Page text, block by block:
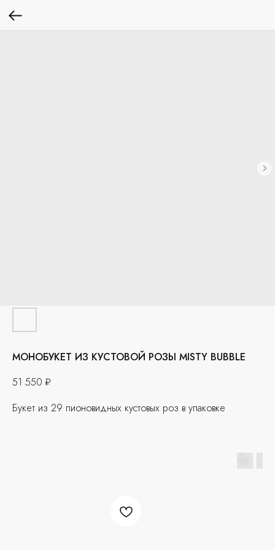
МОНОБУКЕТ ИЗ КУСТОВОЙ РОЗЫ MISTY BUBBLE
51 550 ₽
Букет из 29 пионовидных кустовых роз в упаковке